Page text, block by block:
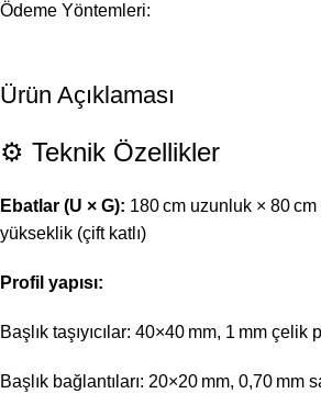
Ödeme Yöntemleri:
Ürün Açıklaması
⚙️ Teknik Özellikler
Ebatlar (U × G): 180 cm uzunluk × 80
yükseklik (çift katlı)
Profil yapısı:
Başlık taşıyıcılar: 40×40 mm, 1 mm çelik
Başlık bağlantıları: 20×20 mm, 0,70 mm